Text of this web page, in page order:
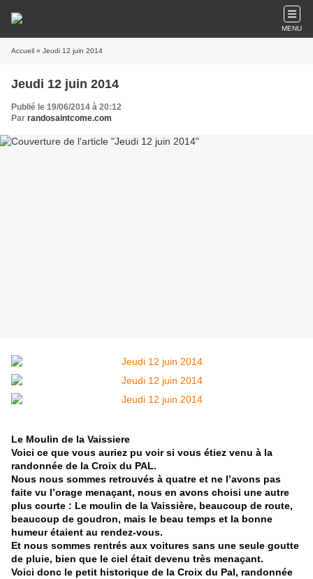
MENU
Accueil » Jeudi 12 juin 2014
Jeudi 12 juin 2014
Publié le 19/06/2014 à 20:12
Par randosaintcome.com
Le Moulin de la Vaissiere
Voici ce que vous auriez pu voir si vous étiez venu à la
randonnée de la Croix du PAL.
Nous nous sommes retrouvés à quatre et ne l’avons pas
faite vu l’orage menaçant, nous en avons choisi une autre
plus courte : Le moulin de la Vaissière, beaucoup de route,
beaucoup de goudron, mais le beau temps et la bonne
humeur étaient au rendez-vous.
Et nous sommes rentrés aux voitures sans une seule goutte
de pluie, bien que le ciel était devenu très menaçant.
Voici donc le petit historique de la Croix du Pal, randonnée